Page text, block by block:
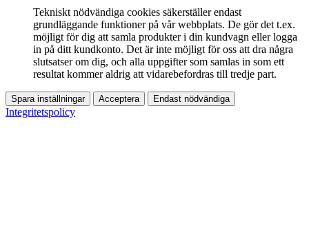
Tekniskt nödvändiga cookies säkerställer endast
grundläggande funktioner på vår webbplats. De gör det t.ex.
möjligt för dig att samla produkter i din kundvagn eller logga
in på ditt kundkonto. Det är inte möjligt för oss att dra några
slutsatser om dig, och alla uppgifter som samlas in som ett
resultat kommer aldrig att vidarebefordras till tredje part.
Spara inställningar Acceptera Endast nödvändiga
Integritetspolicy